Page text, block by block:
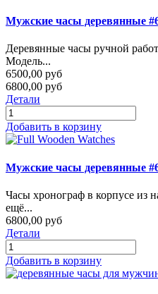
Мужские часы деревянные
Деревянные часы ручной
Модель...
6500,00 руб
6800,00 руб
Детали
Добавить в корзину
Мужские часы деревянные
Часы хронограф в корпусе из
ещё...
6800,00 руб
Детали
Добавить в корзину